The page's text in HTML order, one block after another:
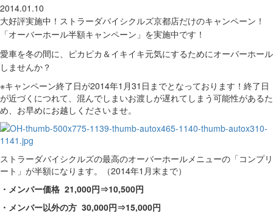
2014.01.10
大好評実施中！ ストラーダバイシクルズ京都店だけのキャンペーン！
「オーバーホール半額キャンペーン」を実施中です！
愛車を冬の間に、ピカピカ＆イキイキ元気にするためにオーバーホール
しませんか？
※キャンペーン終了日が2014年1月31日までとなっております！終了日
が近づくにつれて、混んでしまいお渡しが遅れてしまう可能性があるた
め、お早めにお越しくださいませ。
ストラーダバイシクルズの最高のオーバーホールメニューの「コンプリ
ート」が半額になります。（2014年1月末まで）
・メンバー価格 21,000円⇒10,500円
・メンバー以外の方 30,000円⇒15,000円